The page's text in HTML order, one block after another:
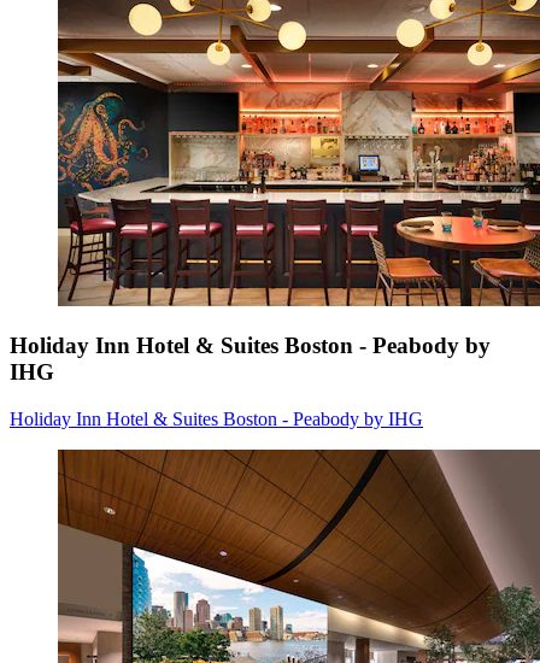
Holiday Inn Hotel & Suites Boston - Peabody by
IHG
Holiday Inn Hotel & Suites Boston - Peabody by IHG